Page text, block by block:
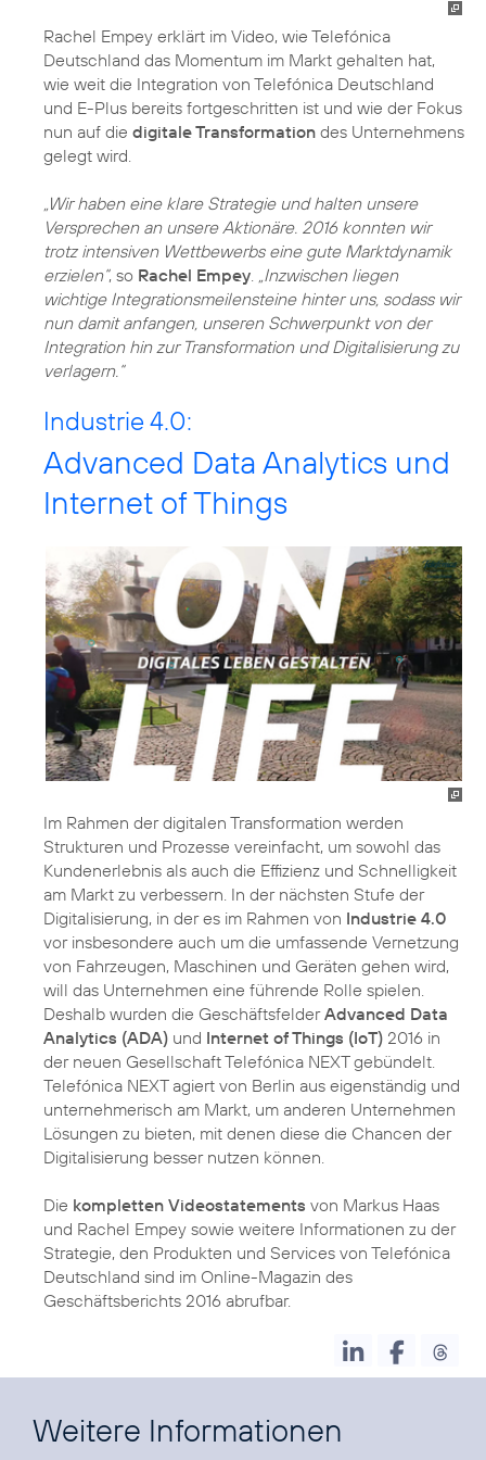
Rachel Empey erklärt im Video, wie Telefónica
Deutschland das Momentum im Markt gehalten hat,
wie weit die Integration von Telefónica Deutschland
und E-Plus bereits fortgeschritten ist und wie der Fokus
nun auf die digitale Transformation des Unternehmens
gelegt wird.
„Wir haben eine klare Strategie und halten unsere
Versprechen an unsere Aktionäre. 2016 konnten wir
trotz intensiven Wettbewerbs eine gute Marktdynamik
erzielen“, so Rachel Empey
„Inzwischen liegen
wichtige Integrationsmeilensteine hinter uns, sodass wir
nun damit anfangen, unseren Schwerpunkt von der
Integration hin zur Transformation und Digitalisierung zu
verlagern.“
Industrie 4.0:
Advanced Data Analytics und
Internet of Things
Im Rahmen der digitalen Transformation werden
Strukturen und Prozesse vereinfacht, um sowohl das
Kundenerlebnis als auch die Effizienz und Schnelligkeit
am Markt zu verbessern. In der nächsten Stufe der
Digitalisierung, in der es im Rahmen von Industrie 4.0
vor insbesondere auch um die umfassende Vernetzung
von Fahrzeugen, Maschinen und Geräten gehen wird,
will das Unternehmen eine führende Rolle spielen.
Deshalb wurden die GeschäftsfelderAdvanced Data
Analytics (ADA) und Internet of Things (IoT) 2016 in
der neuen Gesellschaft Telefónica NEXT gebündelt.
Telefónica NEXT agiert von Berlin aus eigenständig und
unternehmerisch am Markt, um anderen Unternehmen
Lösungen zu bieten, mit denen diese die Chancen der
Digitalisierung besser nutzen können.
Die kompletten Videostatements von Markus Haas
und Rachel Empey sowie weitere Informationen zu der
Strategie, den Produkten und Services von Telefónica
Deutschland sind im Online-Magazin des
Geschäftsberichts 2016 abrufbar.
Weitere Informationen